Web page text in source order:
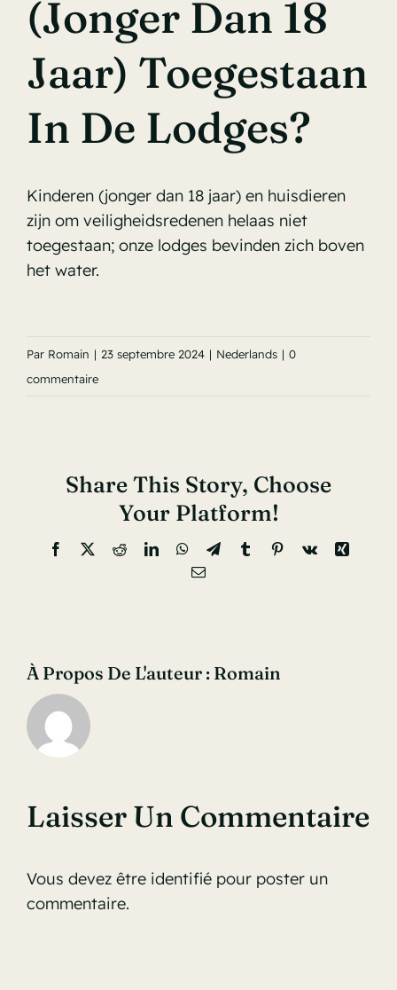
(jonger Dan 18
Jaar) Toegestaan
In De Lodges?
Kinderen (jonger dan 18 jaar) en huisdieren
zijn om veiligheidsredenen helaas niet
toegestaan; onze lodges bevinden zich boven
het water.
Par Romain | 23 septembre 2024 | Nederlands | 0
commentaire
Share This Story, Choose
Your Platform!
Facebook
X RedditLinkedInWhatsApp
TelegramTumblrPinterest
Vk
Xing
Email
À Propos De L'auteur : Romain
Laisser Un Commentaire
Vous devez être identifié pour poster un
commentaire.